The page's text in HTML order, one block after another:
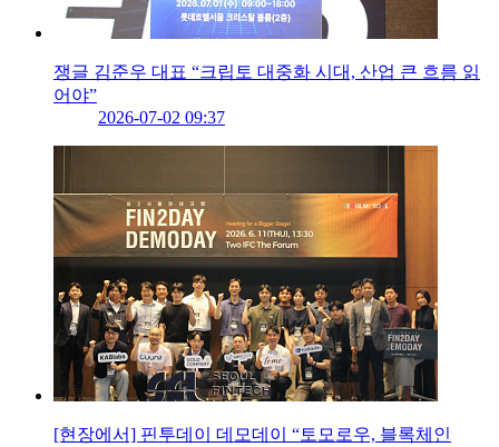
쟁글 김준우 대표 “크립토 대중화 시대, 산업 큰 흐름 읽
어야”
2026-07-02 09:37
[현장에서] 핀투데이 데모데이 “토모로우, 블록체인